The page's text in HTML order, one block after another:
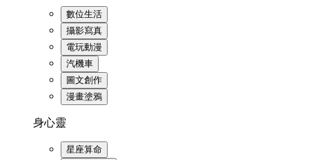
數位生活
攝影寫真
電玩動漫
汽機車
圖文創作
漫畫塗鴉
身心靈
星座算命